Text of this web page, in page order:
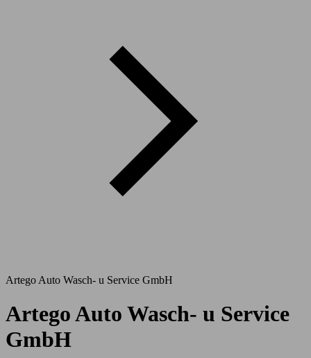
Artego Auto Wasch- u Service GmbH
Artego Auto Wasch- u Service
GmbH